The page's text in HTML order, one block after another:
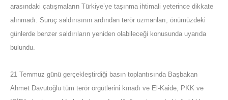
arasındaki çatışmaların Türkiye’ye taşınma ihtimali yeterince dikkate
alınmadı. Suruç saldırısının ardından terör uzmanları, önümüzdeki
günlerde benzer saldırıların yeniden olabileceği konusunda uyarıda
bulundu.
21 Temmuz günü gerçekleştirdiği basın toplantısında Başbakan
Ahmet Davutoğlu tüm terör örgütlerini kınadı ve El-Kaide, PKK ve